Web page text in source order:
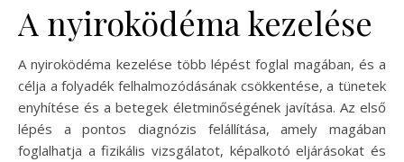
A nyiroködéma kezelése
A nyiroködéma kezelése több lépést foglal magában, és a
célja a folyadék felhalmozódásának csökkentése, a tünetek
enyhítése és a betegek életminőségének javítása. Az első
lépés a pontos diagnózis felállítása, amely magában
foglalhatja a fizikális vizsgálatot, képalkotó eljárásokat és